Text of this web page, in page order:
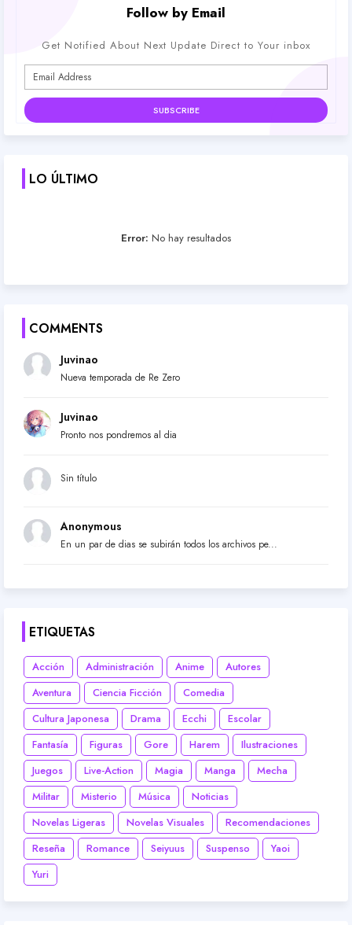
Follow by Email
Get Notified About Next Update Direct to Your inbox
LO ÚLTIMO
Error: No hay resultados
COMMENTS
Juvinao
Nueva temporada de Re Zero
Juvinao
Pronto nos pondremos al dia
Sin título
Anonymous
En un par de dias se subirán todos los archivos pe...
ETIQUETAS
Acción Administración Anime
Autores
Aventura
Ciencia Ficción
Comedia
Cultura Japonesa
Drama Ecchi
Escolar
Fantasía
Figuras Gore Harem
Ilustraciones
Juegos
Live-Action Magia Manga
Mecha
Militar
Misterio Música
Noticias
Novelas Ligeras
Novelas Visuales
Recomendaciones
Reseña
Romance Seiyuus Suspenso
Yaoi
Yuri